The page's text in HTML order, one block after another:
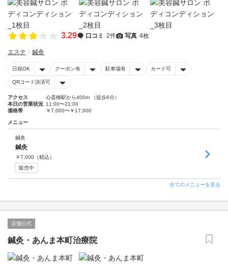
3.29 口コミ 2件 写真 4枚
エステ 鍼灸
日祝OK クーポン有 駐車場有 カード可
QRコード決済可
アクセス
心斎橋駅から400m （徒歩6分）
本日の営業状況 11:00〜21:00
価格帯
￥7,000〜￥17,000
メニュー
鍼灸
鍼灸
￥7,000 （税込）
販売中
全てのメニューを見る
店舗公式
鍼灸・あんま本町治療院